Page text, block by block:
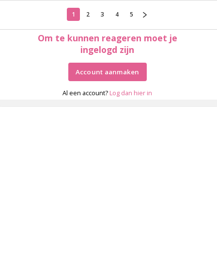
1 2 3 4 5
Om te kunnen reageren moet je
ingelogd zijn
Account aanmaken
Al een account? Log dan hier in